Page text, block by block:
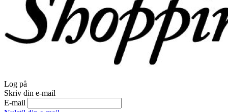
Log på
Skriv din e-mail
E-mail